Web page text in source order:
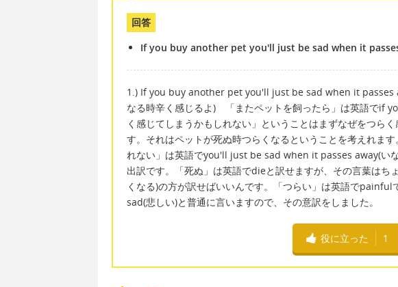
回答
If you buy another pet you'll just be sad when it
1.) If you buy another pet you'll just be sad when it passes
なる時辛く感じるよ) 「またペットを飼ったら」は英語でif
く感じてしまうかもしれない」ということはまずなぜをつら
す。それはペットが死ぬ時つらくなるということを考えれま
れない」は英語でyou'll just be sad when it passes away(い
出訳です。「死ぬ」は英語でdieと訳せますが、その言葉はち
くなる)の方が訳せばいいんです。「つらい」は英語でpainful
sad(悲しい)と普通に言いますので、その意訳をしました。
役に立った 1